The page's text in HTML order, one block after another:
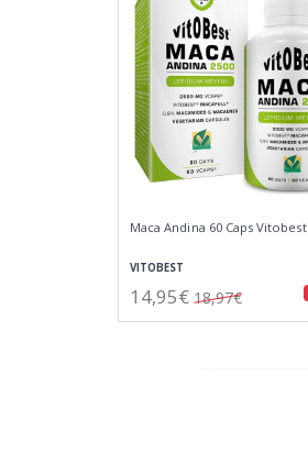
Maca Andina 60 Caps Vitobest
VITOBEST
14,95€ 18,97€